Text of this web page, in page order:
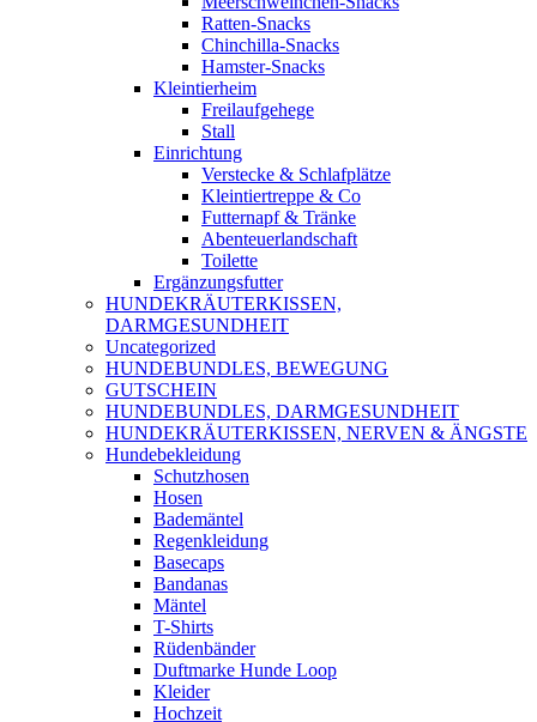
Ratten-Snacks
Chinchilla-Snacks
Hamster-Snacks
Kleintierheim
Freilaufgehege
Stall
Einrichtung
Verstecke & Schlafplätze
Kleintiertreppe & Co
Futternapf & Tränke
Abenteuerlandschaft
Toilette
Ergänzungsfutter
HUNDEKRÄUTERKISSEN,
DARMGESUNDHEIT
Uncategorized
HUNDEBUNDLES, BEWEGUNG
GUTSCHEIN
HUNDEBUNDLES, DARMGESUNDHEIT
HUNDEKRÄUTERKISSEN, NERVEN & ÄNGSTE
Hundebekleidung
Schutzhosen
Hosen
Bademäntel
Regenkleidung
Basecaps
Bandanas
Mäntel
T-Shirts
Rüdenbänder
Duftmarke Hunde Loop
Kleider
Hochzeit